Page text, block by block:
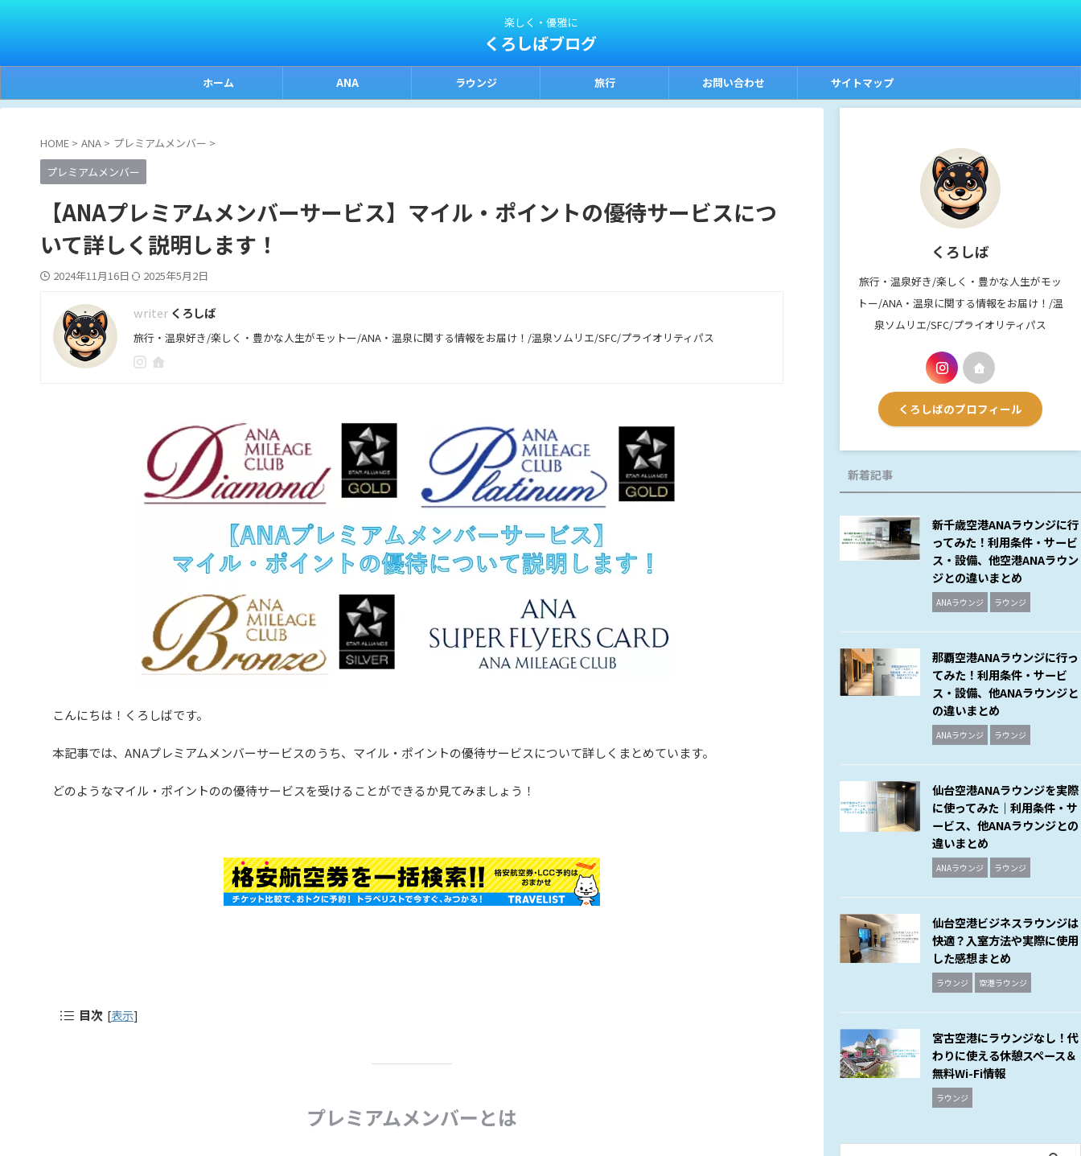
楽しく・優雅に
くろしばブログ
ホーム ANA ラウンジ 旅行 お問い合わせ サイトマップ
HOME > ANA > プレミアムメンバー >
プレミアムメンバー
【ANAプレミアムメンバーサービス】マイル・ポイントの優待サービスにつ
いて詳しく説明します！
2024年11月16日 2025年5月2日
くろしば
旅行・温泉好き/楽しく・豊かな人生がモットー/ANA・温泉に関する情報をお届け！/温泉ソムリエ/SFC/プライオリティパス
こんにちは！くろしばです。
本記事では、ANAプレミアムメンバーサービスのうち、マイル・ポイントの優待サービスについて詳しくまとめています。
どのようなマイル・ポイントのの優待サービスを受けることができるか見てみましょう！
目次 [表示]
プレミアムメンバーとは
くろしば
旅行・温泉好き/楽しく・豊かな人生がモッ
トー/ANA・温泉に関する情報をお届け！/温
泉ソムリエ/SFC/プライオリティパス
くろしばのプロフィール
新着記事
新千歳空港ANAラウンジに行
ってみた！利用条件・サービ
ス・設備、他空港ANAラウン
ジとの違いまとめ
ANAラウンジ ラウンジ
那覇空港ANAラウンジに行っ
てみた！利用条件・サービ
ス・設備、他ANAラウンジと
の違いまとめ
ANAラウンジ ラウンジ
仙台空港ANAラウンジを実際
に使ってみた｜利用条件・サ
ービス、他ANAラウンジとの
違いまとめ
ANAラウンジ ラウンジ
仙台空港ビジネスラウンジは
快適？入室方法や実際に使用
した感想まとめ
ラウンジ 空港ラウンジ
宮古空港にラウンジなし！代
わりに使える休憩スペース＆
無料Wi-Fi情報
ラウンジ